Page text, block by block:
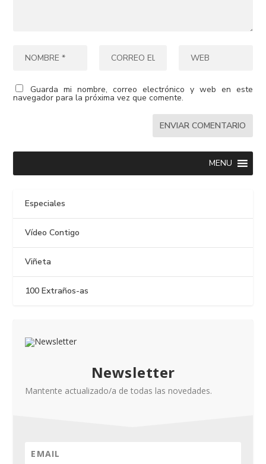
Guarda mi nombre, correo electrónico y web en este
navegador para la próxima vez que comente.
MENU
Especiales
Vídeo Contigo
Viñeta
100 Extraños-as
Newsletter
Mantente actualizado/a de todas las novedades.